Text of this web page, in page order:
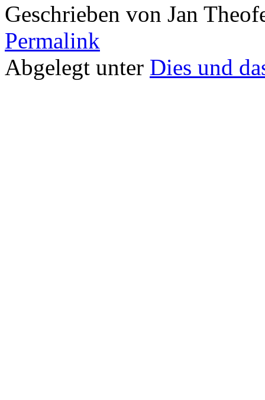
Geschrieben von Jan
Permalink
Abgelegt unter Dies und